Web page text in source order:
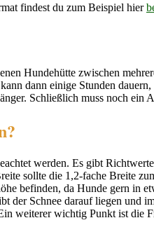
findest du zum Beispiel hier
Hundehütte zwischen
dann einige Stunden
Schließlich muss noch
werden. Es gibt
sollte die 1,2-fache Breite
befinden, da Hunde gern
der Schnee darauf liegen und
weiterer wichtig Punkt ist die